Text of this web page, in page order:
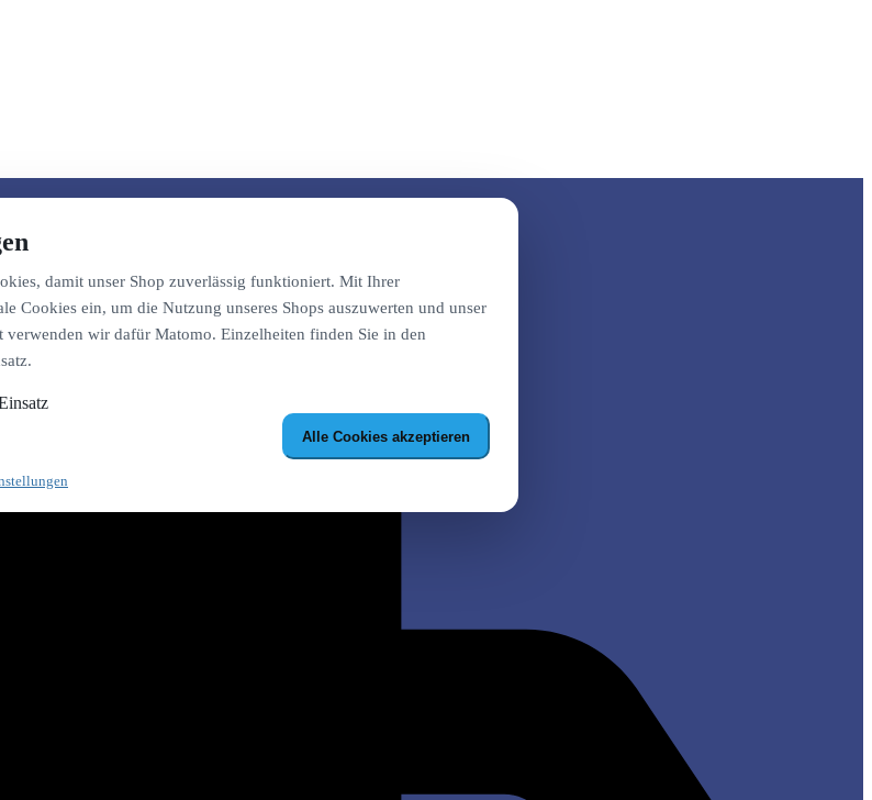
damit unser Shop zuverlässig funktioniert. Mit Ihrer
Cookies ein, um die Nutzung unseres Shops auszuwerten und unser
verwenden wir dafür Matomo. Einzelheiten finden Sie in den
Alle Cookies akzeptieren